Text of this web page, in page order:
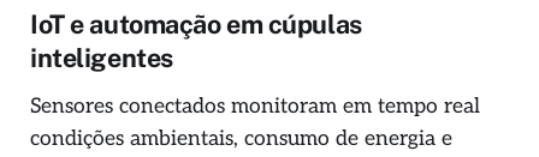
IoT e automação em cúpulas
inteligentes
Sensores conectados monitoram em tempo real
condições ambientais, consumo de energia e